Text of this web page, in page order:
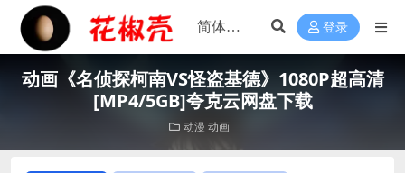
登录
动画《名侦探柯南VS怪盗基德》1080P超高清
[MP4/5GB]夸克云网盘下载
动漫 动画